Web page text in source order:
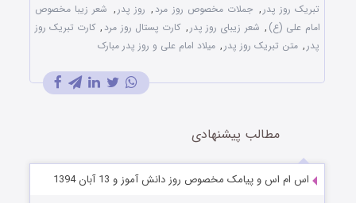
تبریک روز پدر , جملات مخصوص روز مرد , روز پدر , شعر زیبا مخصوص
امام علی (ع) , شعر زیبای روز پدر , کارت پستال روز مرد , کارت تبریک روز
پدر , متن تبریک روز پدر , میلاد امام علی و روز پدر مبارک
مطالب پیشنهادی
اس ام اس و پیامک مخصوص روز دانش آموز و 13 آبان 1394